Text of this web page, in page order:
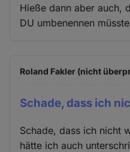
Hieße dann aber auch,
DU umbenennen
Roland Fakler (nicht
Schade, dass ich
Schade, dass ich nicht
hätte ich auch